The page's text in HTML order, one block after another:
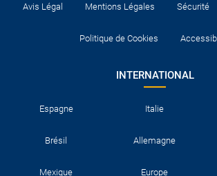
Avis Légal Mentions Légales Sécurité
Politique de Cookies
INTERNATIONAL
Espagne Italie
Brésil Allemagne
Mexique Europe